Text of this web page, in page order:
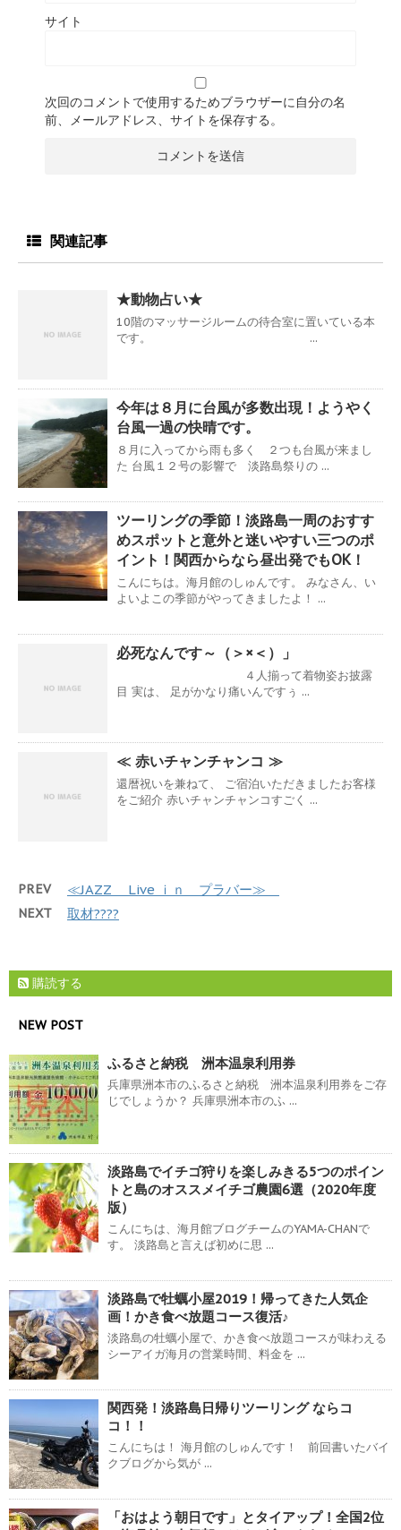
サイト
次回のコメントで使用するためブラウザーに自分の名
前、メールアドレス、サイトを保存する。
関連記事
★動物占い★
10階のマッサージルームの待合室に置いている本
です。 ...
今年は８月に台風が多数出現！ようやく
台風一過の快晴です。
８月に入ってから雨も多く ２つも台風が来まし
た 台風１２号の影響で 淡路島祭りの ...
ツーリングの季節！淡路島一周のおすす
めスポットと意外と迷いやすい三つのポ
イント！関西からなら昼出発でもOK！
こんにちは。海月館のしゅんです。 みなさん、い
よいよこの季節がやってきましたよ！ ...
必死なんです～（＞×＜）」
４人揃って着物姿お披露
目 実は、 足がかなり痛いんですぅ ...
≪ 赤いチャンチャンコ ≫
還暦祝いを兼ねて、 ご宿泊いただきましたお客様
をご紹介 赤いチャンチャンコすごく ...
PREV ≪JAZZ Live ｉｎ プラバー≫
NEXT 取材????
購読する
NEW POST
ふるさと納税 洲本温泉利用券
兵庫県洲本市のふるさと納税 洲本温泉利用券をご存
じでしょうか？ 兵庫県洲本市のふ ...
淡路島でイチゴ狩りを楽しみきる5つのポイン
トと島のオススメイチゴ農園6選（2020年度
版）
こんにちは、海月館ブログチームのYAMA-CHANで
す。 淡路島と言えば初めに思 ...
淡路島で牡蠣小屋2019！帰ってきた人気企
画！かき食べ放題コース復活♪
淡路島の牡蠣小屋で、かき食べ放題コースが味わえる
シーアイガ海月の営業時間、料金を ...
関西発！淡路島日帰りツーリング ならコ
コ！！
こんにちは！ 海月館のしゅんです！ 前回書いたバイ
クブログから気が ...
「おはよう朝日です」とタイアップ！全国2位